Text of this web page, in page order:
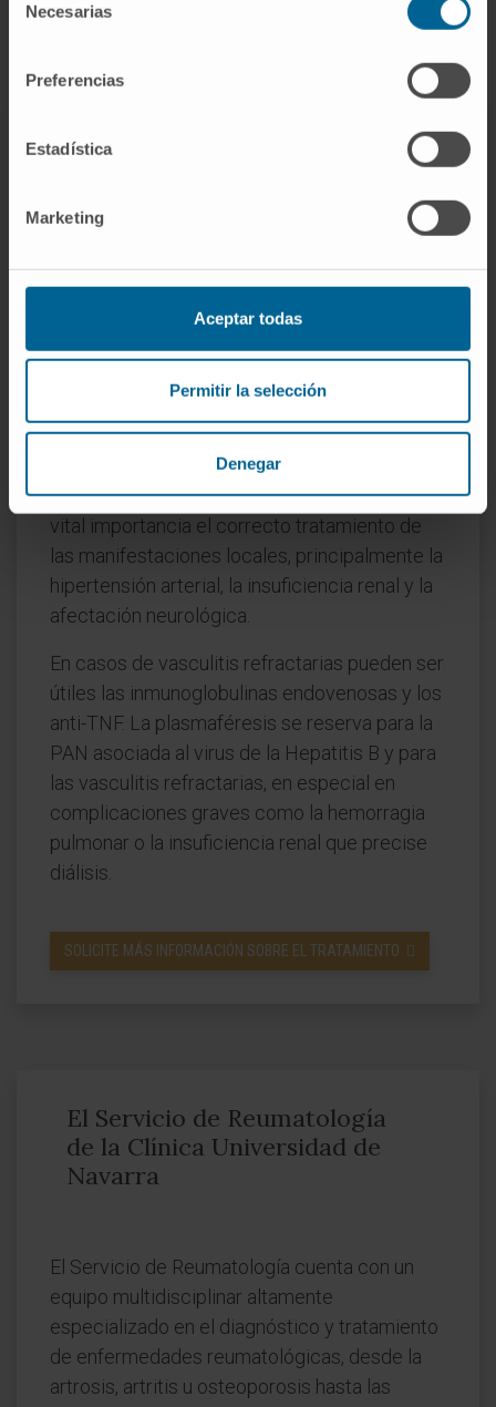
Necesarias
Preferencias
Estadística
Marketing
Aceptar todas
Permitir la selección
Denegar
El tratamiento de la PAN va encaminado a
inmunológico por el cual se producen las
(Prednisona) constituyen la principal arma
terapéutica contra esta enfermedad.
deben de asociarse fármacos
inmunosupresores para intentar frenar el
mecanismo inmunológicoPor otra parte, es de
vital importancia el correcto tratamiento de
las manifestaciones locales, principalmente la
hipertensión arterial, la insuficiencia renal y la
afectación neurológica.
En casos de vasculitis refractarias pueden ser
útiles las inmunoglobulinas endovenosas y los
anti-TNF. La plasmaféresis se reserva para la
PAN asociada al virus de la Hepatitis B y para
las vasculitis refractarias, en especial en
complicaciones graves como la hemorragia
pulmonar o la insuficiencia renal que precise
diálisis.
SOLICITE MÁS INFORMACIÓN SOBRE EL TRATAMIENTO
El Servicio de Reumatología
de la Clínica Universidad de
Navarra
El Servicio de Reumatología cuenta con un
equipo multidisciplinar altamente
especializado en el diagnóstico y tratamiento
de enfermedades reumatológicas, desde la
artrosis, artritis u osteoporosis hasta las